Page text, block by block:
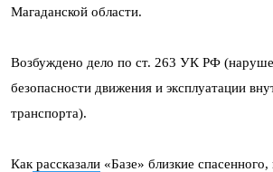
Магаданской области.
Возбуждено дело по ст. 263 УК РФ
безопасности движения и эксплуатации
транспорта).
Как рассказали «Базе» близкие